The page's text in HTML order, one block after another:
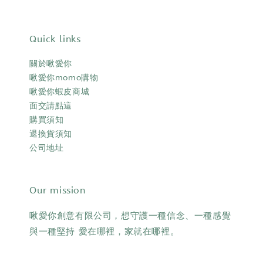
Quick links
關於啾愛你
啾愛你momo購物
啾愛你蝦皮商城
面交請點這
購買須知
退換貨須知
公司地址
Our mission
啾愛你創意有限公司，想守護一種信念、一種感覺
與一種堅持 愛在哪裡，家就在哪裡。